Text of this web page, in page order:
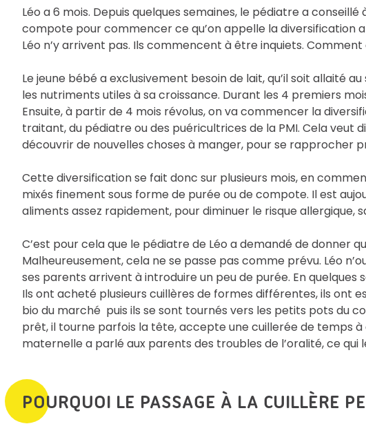
Léo a 6 mois. Depuis quelques semaines, le pédiatre a
compote pour commencer ce qu’on appelle la diversification
Léo n’y arrivent pas. Ils commencent à être inquiets.
Le jeune bébé a exclusivement besoin de lait, qu’il soit allaité
les nutriments utiles à sa croissance. Durant les 4 premiers
Ensuite, à partir de 4 mois révolus, on va commencer la
traitant, du pédiatre ou des puéricultrices de la PMI. Cela veut
découvrir de nouvelles choses à manger, pour se rapprocher
Cette diversification se fait donc sur plusieurs mois, en
mixés finement sous forme de purée ou de compote. Il est
aliments assez rapidement, pour diminuer le risque allergique,
C’est pour cela que le pédiatre de Léo a demandé de donner
Malheureusement, cela ne se passe pas comme prévu. Léo
ses parents arrivent à introduire un peu de purée. En
Ils ont acheté plusieurs cuillères de formes différentes, ils ont
bio du marché puis ils se sont tournés vers les petits pots du
prêt, il tourne parfois la tête, accepte une cuillerée de temps à
maternelle a parlé aux parents des troubles de l’oralité, ce qui
POURQUOI LE PASSAGE À LA CUILLÈRE